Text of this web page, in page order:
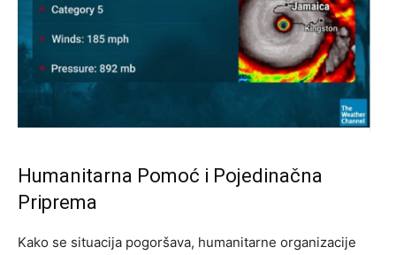
Humanitarna Pomoć i Pojedinačna
Priprema
Kako se situacija pogoršava, humanitarne organizacije